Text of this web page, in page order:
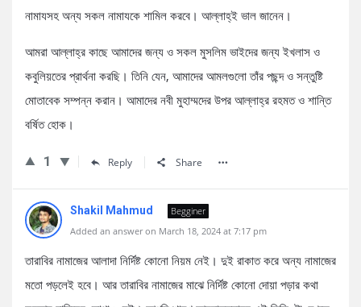
নামাযসহ অন্য সকল নামাযকে শামিল করবে। আল্লাহ্‌ই ভাল জানেন।
আমরা আল্লাহ্‌র কাছে আমাদের জন্য ও সকল মুসলিম ভাইদের জন্য ইখলাস ও
কবুলিয়তের প্রার্থনা করছি। তিনি যেন, আমাদের আমলগুলো তাঁর পছন্দ ও সন্তুষ্টি
মোতাবেক সম্পন্ন করান। আমাদের নবী মুহাম্মদের উপর আল্লাহ্‌র রহমত ও শান্তি
বর্ষিত হোক।
1 Reply Share
Shakil Mahmud
Begginer
Added an answer on March 18, 2024 at 7:17 pm
তারাবির নামাজের আলাদা নির্দিষ্ট কোনো নিয়ম নেই। দুই রাকাত করে অন্য নামাজের
মতো পড়লেই হবে। আর তারাবির নামাজের মাঝে নির্দিষ্ট কোনো দোয়া পড়ার কথা